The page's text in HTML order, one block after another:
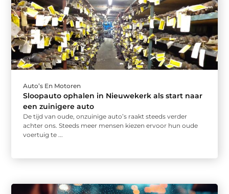
Auto’s En Motoren
Sloopauto ophalen in Nieuwekerk als start naar
een zuinigere auto
De tijd van oude, onzuinige auto’s raakt steeds verder
achter ons. Steeds meer mensen kiezen ervoor hun oude
voertuig te ...